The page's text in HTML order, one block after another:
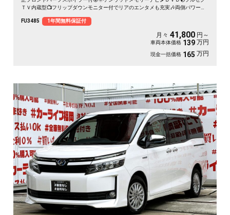
ＴＶ内蔵型📺フリップダウンモニター付でリアのエンタメも充実🎶両側パワース
ャプテンシートタイプ・オットマン付💎ハーフレザーシート💺で更に高級感を演
出💺車庫入れもバックカメラで簡単駐車🔧🌈ドライブレコーダー付きで安心録画
FU3485 1年間無料保証付
月々 41,800 円～
車両本体価格 139 万円
現金一括価格 165 万円